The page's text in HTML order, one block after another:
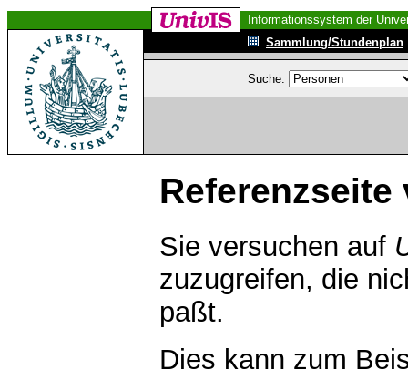
Informationssystem der
Sammlung/Stundenplan
Suche:
Referenzseite
Sie versuchen auf
zuzugreifen, die
paßt.
Dies kann zum